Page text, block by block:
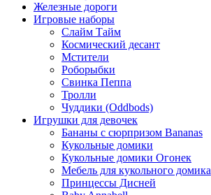
Железные дороги
Игровые наборы
Слайм Тайм
Космический десант
Мстители
Роборыбки
Свинка Пеппа
Тролли
Чуддики (Oddbods)
Игрушки для девочек
Бананы с сюрпризом Bananas
Кукольные домики
Кукольные домики Огонек
Мебель для кукольного домика
Принцессы Дисней